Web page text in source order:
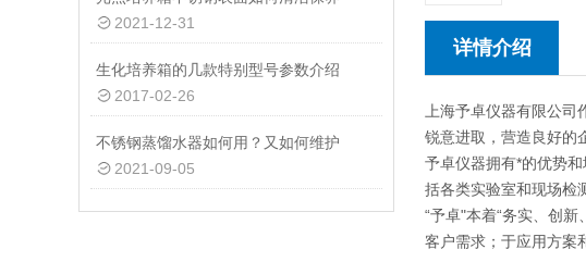
2021-12-31
生化培养箱的几款特别型号参数介绍
2017-02-26
不锈钢蒸馏水器如何用？又如何维护
2021-09-05
详情介绍
上海予卓仪器有限公
锐意进取，营造良好的
予卓仪器拥有*的优势
括各类实验室和现场检
“予卓"本着“务实、创
客户需求；于应用方案